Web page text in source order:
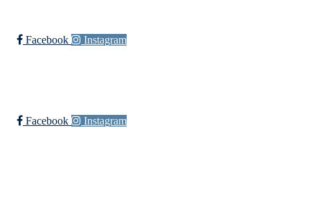
Facebook Instagram
Facebook Instagram